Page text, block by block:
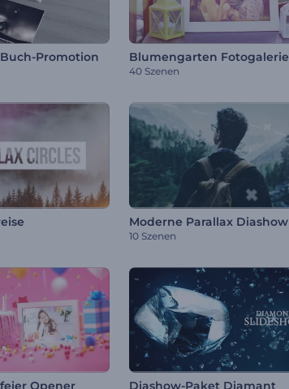
Promotion Blumengarten Fotogalerie
40 Szenen
Moderne Parallax Diashow
10 Szenen
Opener Diashow-Paket Diamant